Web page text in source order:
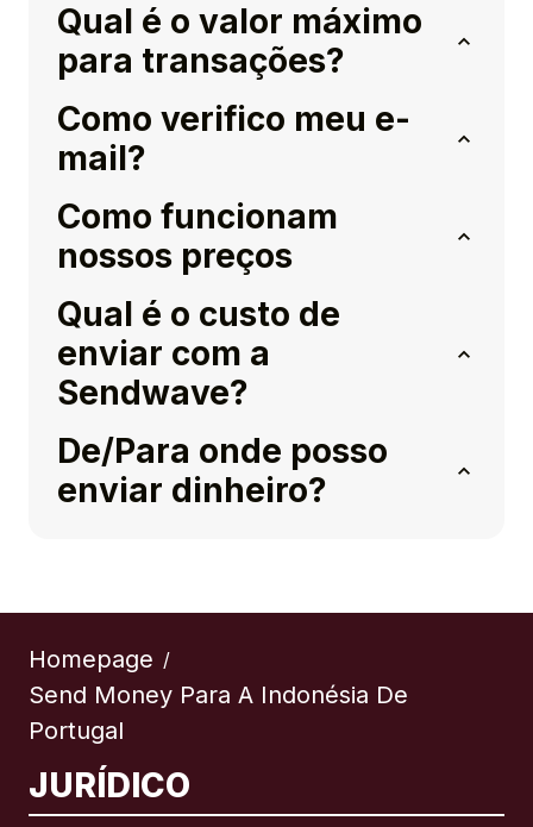
Qual é o valor máximo
para transações?
Como verifico meu e-
mail?
Como funcionam
nossos preços
Qual é o custo de
enviar com a
Sendwave?
De/Para onde posso
enviar dinheiro?
Homepage /
Send Money Para A Indonésia De
Portugal
JURÍDICO